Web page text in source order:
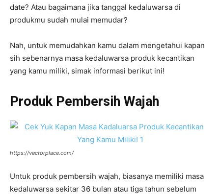
date? Atau bagaimana jika tanggal kedaluwarsa di
produkmu sudah mulai memudar?
Nah, untuk memudahkan kamu dalam mengetahui kapan
sih sebenarnya masa kedaluwarsa produk kecantikan
yang kamu miliki, simak informasi berikut ini!
Produk Pembersih Wajah
https://vectorplace.com/
Untuk produk pembersih wajah, biasanya memiliki masa
kedaluwarsa sekitar 36 bulan atau tiga tahun sebelum